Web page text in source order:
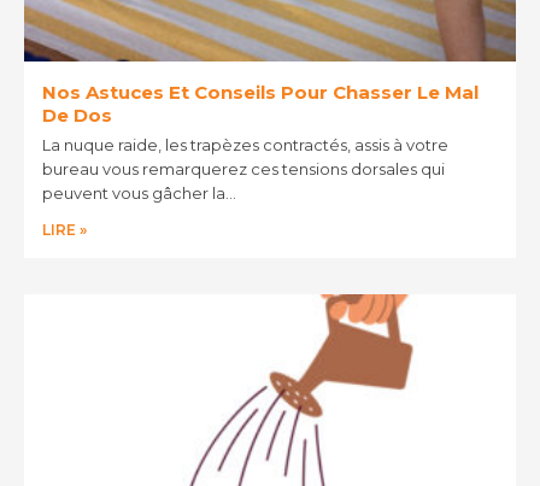
Nos Astuces Et Conseils Pour Chasser Le Mal
De Dos
La nuque raide, les trapèzes contractés, assis à votre
bureau vous remarquerez ces tensions dorsales qui
peuvent vous gâcher la…
LIRE »